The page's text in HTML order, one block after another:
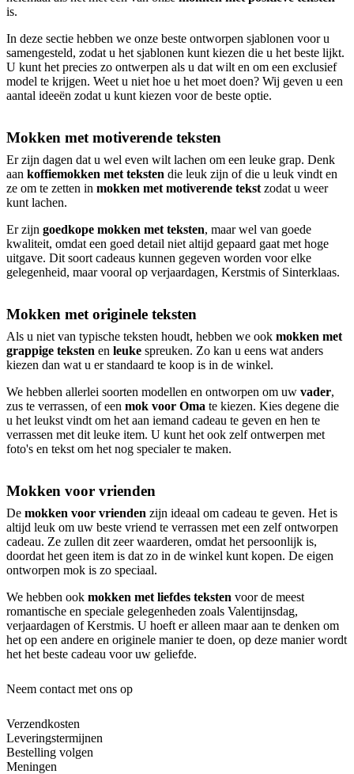
is.
In deze sectie hebben we onze beste ontworpen sjablonen voor u
samengesteld, zodat u het sjablonen kunt kiezen die u het beste lijkt.
U kunt het precies zo ontwerpen als u dat wilt en om een exclusief
model te krijgen. Weet u niet hoe u het moet doen? Wij geven u een
aantal ideeën zodat u kunt kiezen voor de beste optie.
Mokken met motiverende teksten
Er zijn dagen dat u wel even wilt lachen om een leuke grap. Denk
aan koffiemokken met teksten die leuk zijn of die u leuk vindt en
ze om te zetten in mokken met motiverende tekst zodat u weer
kunt lachen.
Er zijn goedkope mokken met teksten, maar wel van goede
kwaliteit, omdat een goed detail niet altijd gepaard gaat met hoge
uitgave. Dit soort cadeaus kunnen gegeven worden voor elke
gelegenheid, maar vooral op verjaardagen, Kerstmis of Sinterklaas.
Mokken met originele teksten
Als u niet van typische teksten houdt, hebben we ook mokken met
grappige teksten en leuke spreuken. Zo kan u eens wat anders
kiezen dan wat u er standaard te koop is in de winkel.
We hebben allerlei soorten modellen en ontworpen om uw vader,
zus te verrassen, of een mok voor Oma te kiezen. Kies degene die
u het leukst vindt om het aan iemand cadeau te geven en hen te
verrassen met dit leuke item. U kunt het ook zelf ontwerpen met
foto's en tekst om het nog specialer te maken.
Mokken voor vrienden
De mokken voor vrienden zijn ideaal om cadeau te geven. Het is
altijd leuk om uw beste vriend te verrassen met een zelf ontworpen
cadeau. Ze zullen dit zeer waarderen, omdat het persoonlijk is,
doordat het geen item is dat zo in de winkel kunt kopen. De eigen
ontworpen mok is zo speciaal.
We hebben ook mokken met liefdes teksten voor de meest
romantische en speciale gelegenheden zoals Valentijnsdag,
verjaardagen of Kerstmis. U hoeft er alleen maar aan te denken om
het op een andere en originele manier te doen, op deze manier wordt
het het beste cadeau voor uw geliefde.
Neem contact met ons op
Verzendkosten
Leveringstermijnen
Bestelling volgen
Meningen